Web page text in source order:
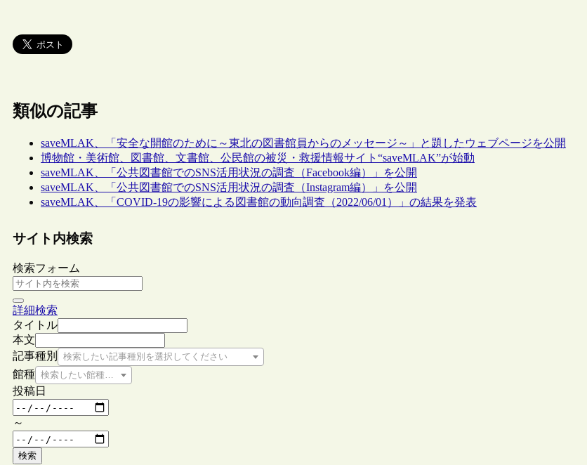
類似の記事
saveMLAK、「安全な開館のために～東北の図書館員からのメッセージ～」と題したウェブページを公開
博物館・美術館、図書館、文書館、公民館の被災・救援情報サイト“saveMLAK”が始動
saveMLAK、「公共図書館でのSNS活用状況の調査（Facebook編）」を公開
saveMLAK、「公共図書館でのSNS活用状況の調査（Instagram編）」を公開
saveMLAK、「COVID-19の影響による図書館の動向調査（2022/06/01）」の結果を発表
サイト内検索
検索フォーム
詳細検索
タイトル
本文
記事種別
検索したい記事種別を選択してください
館種 検索したい館種を選択してください
投稿日
～
検索